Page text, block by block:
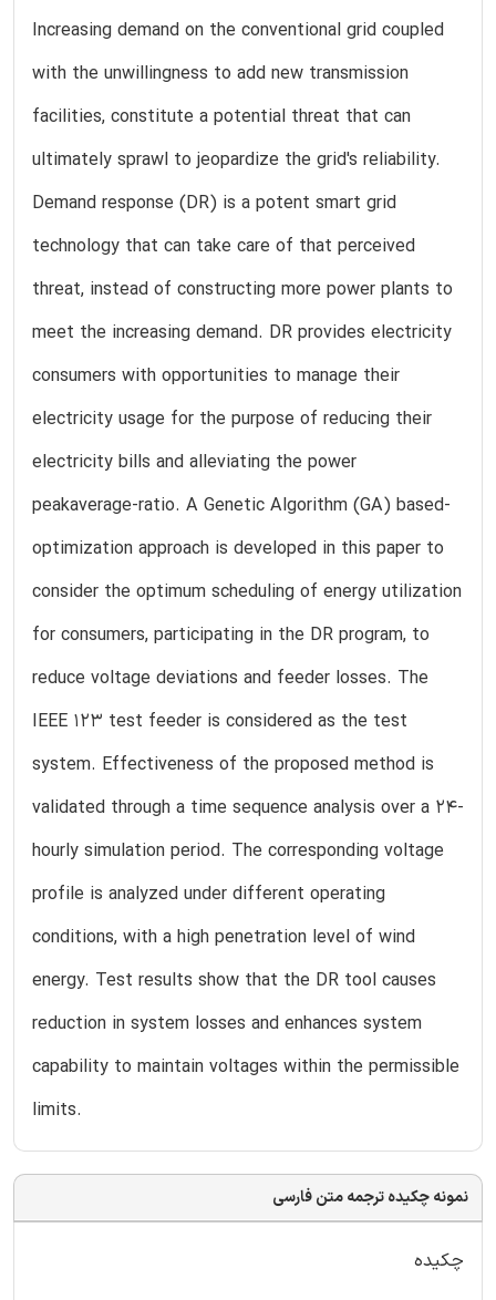
Increasing demand on the conventional grid coupled
with the unwillingness to add new transmission
facilities, constitute a potential threat that can
ultimately sprawl to jeopardize the grid's reliability.
Demand response (DR) is a potent smart grid
technology that can take care of that perceived
threat, instead of constructing more power plants to
meet the increasing demand. DR provides electricity
consumers with opportunities to manage their
electricity usage for the purpose of reducing their
electricity bills and alleviating the power
peakaverage-ratio. A Genetic Algorithm (GA) based-
optimization approach is developed in this paper to
consider the optimum scheduling of energy utilization
for consumers, participating in the DR program, to
reduce voltage deviations and feeder losses. The
IEEE 123 test feeder is considered as the test
system. Effectiveness of the proposed method is
validated through a time sequence analysis over a 24-
hourly simulation period. The corresponding voltage
profile is analyzed under different operating
conditions, with a high penetration level of wind
energy. Test results show that the DR tool causes
reduction in system losses and enhances system
capability to maintain voltages within the permissible
limits.
نمونه چکیده ترجمه متن فارسی
چکیده